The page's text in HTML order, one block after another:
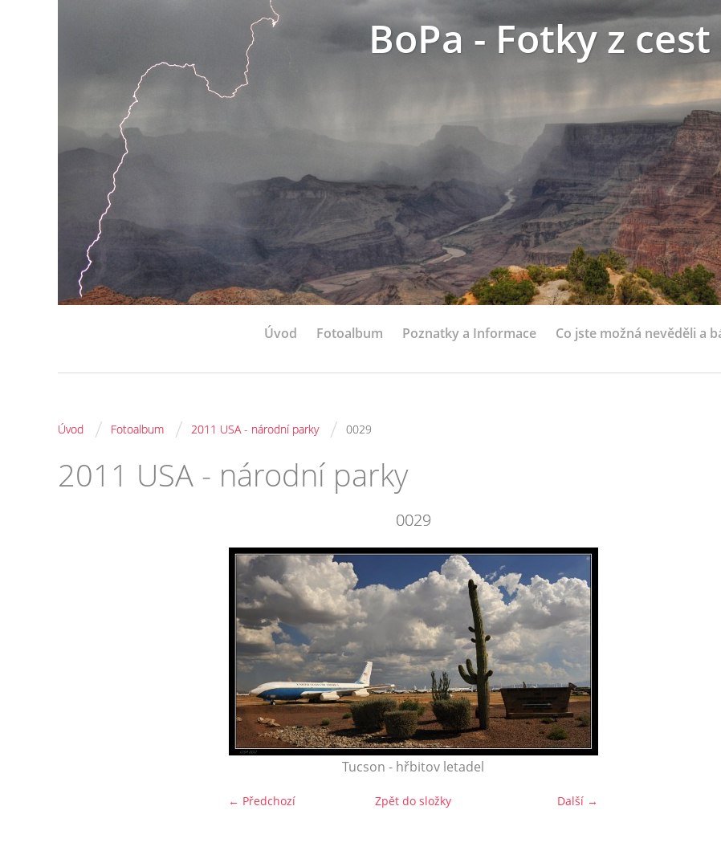
BoPa - Fotky z cest
Úvod Fotoalbum Poznatky a Informace Co jste možná nevěděli a
Úvod / Fotoalbum / 2011 USA - národní parky / 0029
2011 USA - národní parky
0029
Tucson - hřbitov letadel
← Předchozí Další →
Zpět do složky